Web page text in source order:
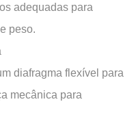
adequadas para
peso.
diafragma flexível para
mecânica para